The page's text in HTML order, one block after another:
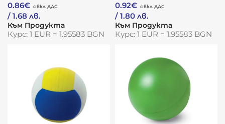
0.86€
/ 1.68 лв.
Към Продукта
Курс: 1 EUR = 1.95583 BGN
0.92€
/ 1.80 лв.
Към Продукта
Курс: 1 EUR = 1.95583 BGN